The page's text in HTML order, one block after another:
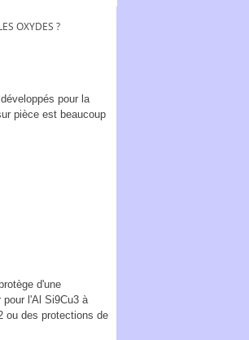
OXYDES ?
pour la
pièce est beaucoup
d'une
l'Al Si9Cu3 à
ou des protections de